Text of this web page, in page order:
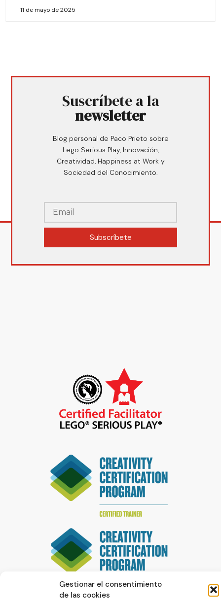
Gestionar el consentimiento
de las cookies
11 de mayo de 2025
Suscríbete a la
newsletter
Blog personal de Paco Prieto sobre
Lego Serious Play, Innovación,
Creatividad, Happiness at Work y
Sociedad del Conocimiento.
Subscríbete